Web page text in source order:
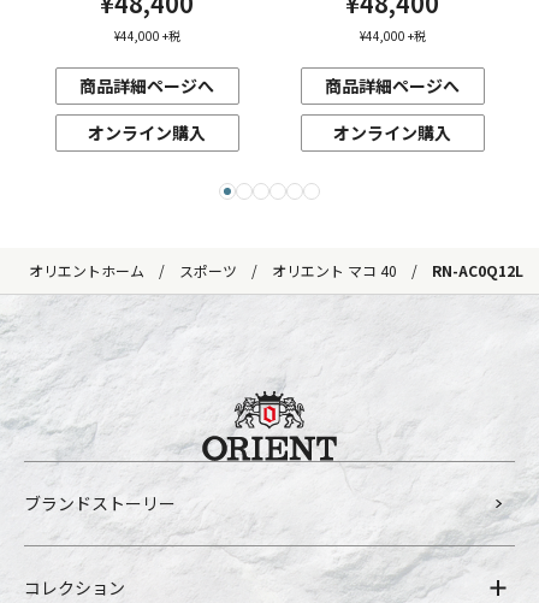
¥44,000 +税
商品詳細ページへ
オンライン購入
¥44,000 +税
商品詳細ページへ
オンライン購入
オリエントホーム スポーツ オリエント マコ 40 RN-AC0Q12L
ブランドストーリー
コレクション